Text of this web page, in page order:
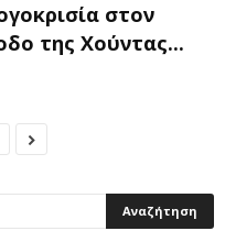
στον
της Χούντας...